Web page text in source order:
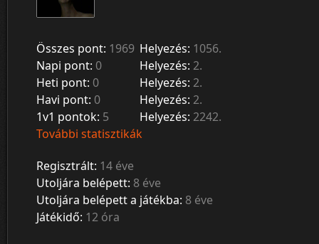
Összes pont: 1969 Helyezés: 1056.
Napi pont: 0 Helyezés: 2.
Heti pont: 0 Helyezés: 2.
Havi pont: 0 Helyezés: 2.
1v1 pontok: 5 Helyezés: 2242.
További statisztikák
Regisztrált: 14 éve
Utoljára belépett: 8 éve
Utoljára belépett a játékba: 8 éve
Játékidő: 12 óra